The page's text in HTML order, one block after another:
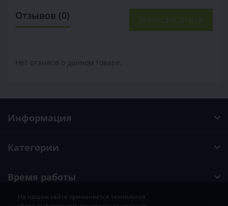
Отзывов (0) Написать отзыв
Нет отзывов о данном товаре.
Информация
Категории
Время работы
На нашем сайте применяется технология